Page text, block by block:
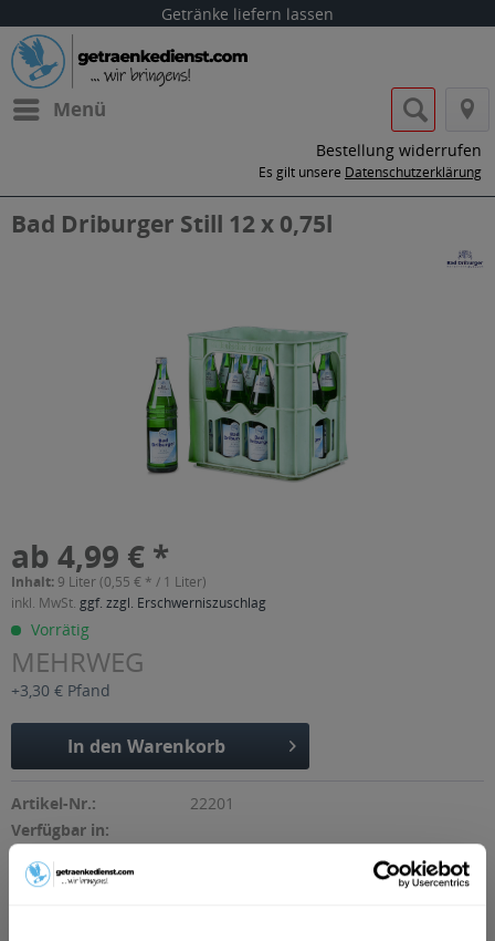
Getränke liefern lassen
Menü
Bestellung widerrufen
Es gilt unsere Datenschutzerklärung
Bad Driburger Still 12 x 0,75l
ab 4,99 € *
Inhalt: 9 Liter (0,55 € * / 1 Liter)
inkl. MwSt. ggf. zzgl. Erschwerniszuschlag
Vorrätig
MEHRWEG
+3,30 € Pfand
In den Warenkorb
Artikel-Nr.:
22201
Verfügbar in:
Bielefeld,Detmold,Herford,Bad Salzuflen,Ibbenbüren,Bad
Oeynhausen,Bünde Lage,Steinfurt
Hörstel
Hiddenhausen Leopoldshöhe,